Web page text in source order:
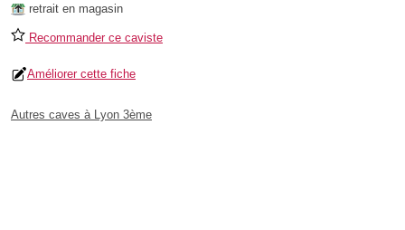
retrait en magasin
Recommander ce caviste
Améliorer cette fiche
Autres caves à Lyon 3ème